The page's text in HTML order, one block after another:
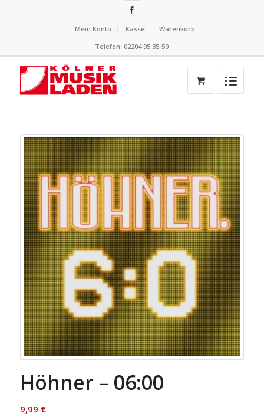
Mein Konto Kasse
Warenkorb
Telefon: 02204 95 35-50
Höhner – 06:00
9,99 €